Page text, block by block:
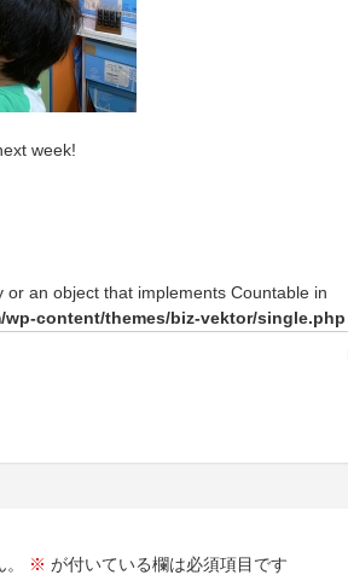
week!
an object that implements Countable in
content/themes/biz-vektor/single.php
※ が付いている欄は必須項目です